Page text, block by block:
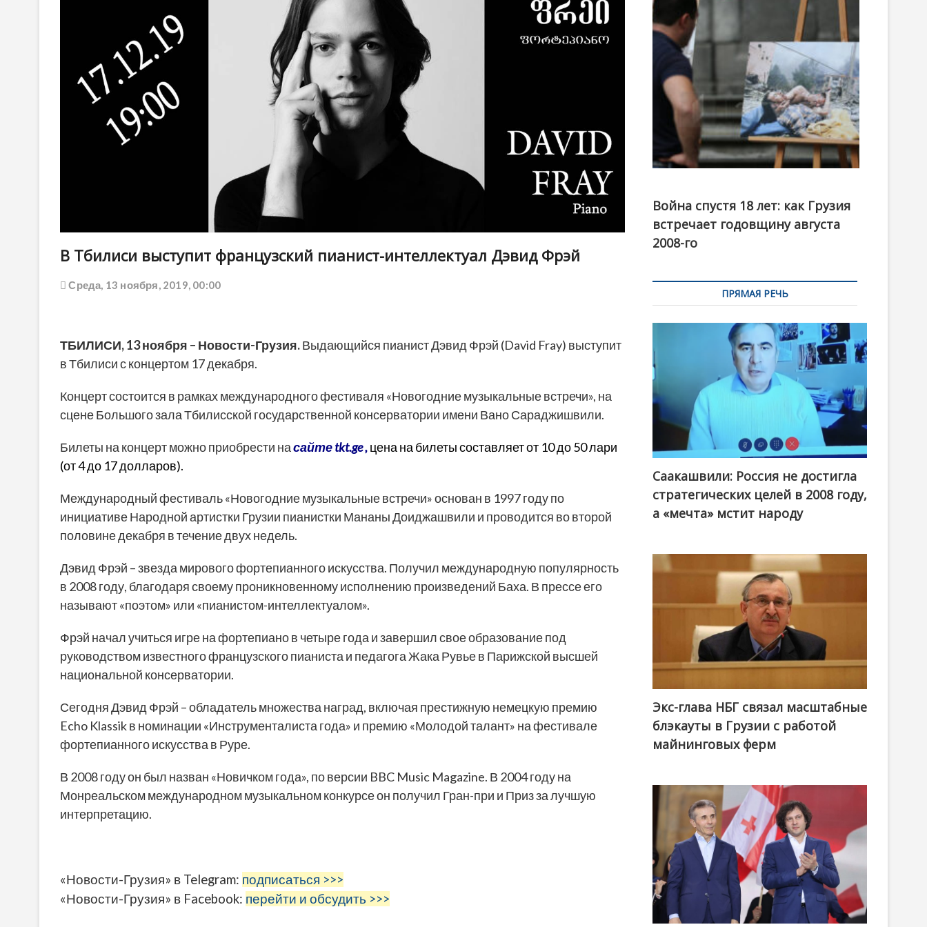
o
n
В Тбилиси выступит французский пианист-интеллектуал Дэвид Фрэй
Среда, 13 ноября, 2019, 00:00
ТБИЛИСИ,13 ноября – Новости-Грузия.Выдающийся пианист Дэвид Фрэй (David Fray) выступит
в Тбилиси с концертом 17 декабря.
Концерт состоится в рамках международного фестиваля «Новогодние музыкальные встречи», на
сцене Большого зала Тбилисской государственной консерватории имени Вано Сараджишвили.
Билеты на концерт можно приобрести насайте tkt.ge,цена на билетысоставляет от 10 до 50 лари
(от 4 до 17 долларов).
Международный фестиваль «Новогодние музыкальные встречи» основан в 1997 году по
инициативе Народной артистки Грузии пианистки Мананы Доиджашвили и проводится во второй
половине декабря в течение двух недель.
Дэвид Фрэй – звезда мирового фортепианного искусства. Получил международную популярность
в 2008 году, благодаря своему проникновенному исполнению произведений Баха. В прессе его
называют «поэтом» или «пианистом-интеллектуалом».
Фрэй начал учиться игре на фортепиано в четыре года и завершил свое образование под
руководством известного французского пианиста и педагога Жака Рувье в Парижской высшей
национальной консерватории.
Сегодня Дэвид Фрэй – обладатель множества наград, включая престижную немецкую премию
Echo Klassik в номинации «Инструменталиста года» и премию «Молодой талант» на фестивале
фортепианного искусства в Руре.
В 2008 году он был назван «Новичком года», по версии BBC Music Magazine. В 2004 году на
Монреальском международном музыкальном конкурсе он получил Гран-при и Приз за лучшую
интерпретацию.
«Новости-Грузия» в Telegram: подписаться >>>
«Новости-Грузия» в Facebook: перейти и обсудить >>>
канал
Война спустя 18 лет: как Грузия
встречает годовщину августа
2008-го
ПРЯМАЯ РЕЧЬ
Саакашвили: Россия не достигла
стратегических целей в 2008 году,
а «мечта» мстит народу
Экс-глава НБГ связал масштабные
блэкауты в Грузии с работой
майнинговых ферм